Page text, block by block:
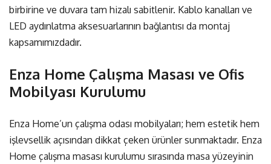
birbirine ve duvara tam hizalı sabitlenir. Kablo kanalları ve
LED aydınlatma aksesuarlarının bağlantısı da montaj
kapsamımızdadır.
Enza Home Çalışma Masası ve Ofis
Mobilyası Kurulumu
Enza Home’un çalışma odası mobilyaları; hem estetik hem
işlevsellik açısından dikkat çeken ürünler sunmaktadır. Enza
Home çalışma masası kurulumu sırasında masa yüzeyinin